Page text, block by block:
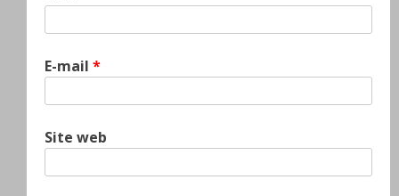
E-mail *
Site web